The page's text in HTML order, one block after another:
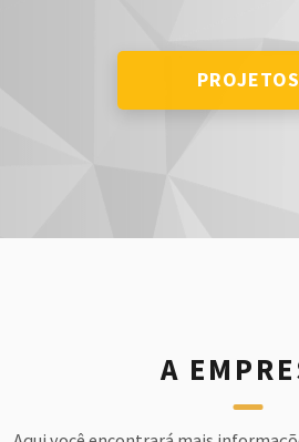
PROJETOS
A